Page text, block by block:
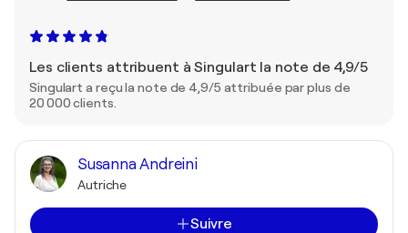
Les clients attribuent à Singulart la note de 4,9/5
Singulart a reçu la note de 4,9/5 attribuée par plus de
20 000 clients.
Susanna Andreini
Autriche
Suivre